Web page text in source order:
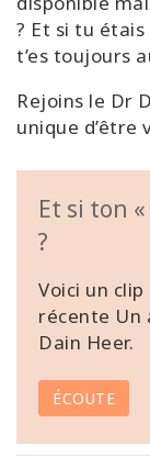
? Et si tu
t’es toujours
Rejoins le Dr
unique d’être
Et si ton
?
Voici un
récente Un
Dain Heer.
ÉCOUTE